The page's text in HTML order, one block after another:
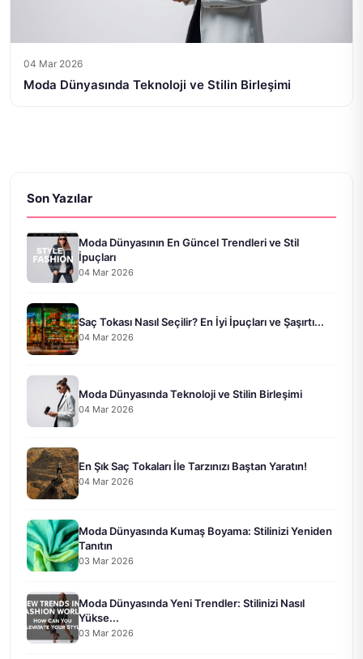
04 Mar 2026
Moda Dünyasında Teknoloji ve Stilin Birleşimi
Son Yazılar
Moda Dünyasının En Güncel Trendleri ve Stil
İpuçları
04 Mar 2026
Saç Tokası Nasıl Seçilir? En İyi İpuçları ve Şaşırtı...
04 Mar 2026
Moda Dünyasında Teknoloji ve Stilin Birleşimi
04 Mar 2026
En Şık Saç Tokaları İle Tarzınızı Baştan Yaratın!
04 Mar 2026
Moda Dünyasında Kumaş Boyama: Stilinizi Yeniden
Tanıtın
03 Mar 2026
Moda Dünyasında Yeni Trendler: Stilinizi Nasıl
Yükse...
03 Mar 2026